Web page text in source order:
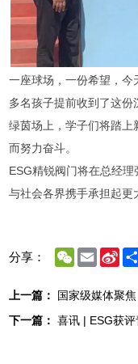
一座球场，一份希望，今
多名孩子提前收到了这
绿茵场上，学子们将踏上
而努力奋斗。
ESG精锐阀门将在总经理
与社会各界携手承担起更
分享： WeChat
Email Sina
上一篇：
国家级媒体聚焦
下一篇： 喜讯 | ESG获评青